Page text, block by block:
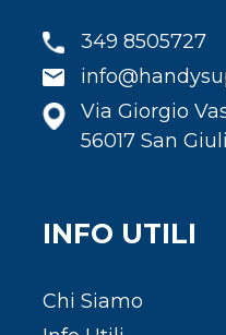
349 8505727
Via Giorgio
56017 San
INFO UTILI
Chi Siamo